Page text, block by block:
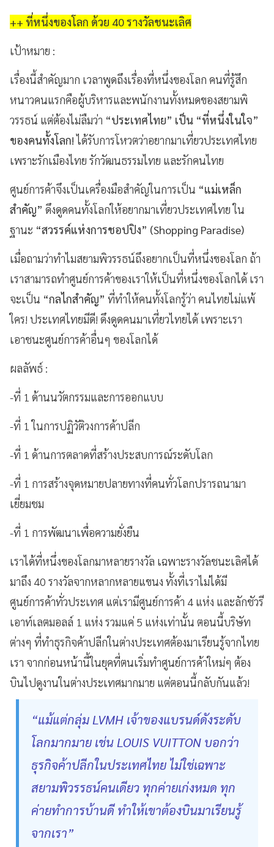
++ ที่หนึ่งของโลก ด้วย 40 รางวัลชนะเลิศ
เป้าหมาย :
เรื่องนี้สำคัญมาก เวลาพูดถึงเรื่องที่หนึ่งของโลก คนที่รู้สึก
หนาวคนแรกคือผู้บริหารและพนักงานทั้งหมดของสยามพิ
วรรธน์ แต่ต้องไม่ลืมว่า “ประเทศไทย” เป็น “ที่หนึ่งในใจ”
ของคนทั้งโลก!ได้รับการโหวตว่าอยากมาเที่ยวประเทศไทย
เพราะรักเมืองไทย รักวัฒนธรรมไทย และรักคนไทย
ศูนย์การค้าจึงเป็นเครื่องมือสำคัญในการเป็น “แม่เหล็ก
สำคัญ” ดึงดูดคนทั้งโลกให้อยากมาเที่ยวประเทศไทย ใน
ฐานะ “สวรรค์แห่งการชอปปิง” (Shopping Paradise)
เมื่อถามว่าทำไมสยามพิวรรธน์ถึงอยากเป็นที่หนึ่งของโลก ถ้า
เราสามารถทำศูนย์การค้าของเราให้เป็นที่หนึ่งของโลกได้ เรา
จะเป็น “กลไกสำคัญ” ที่ทำให้คนทั้งโลกรู้ว่า คนไทยไม่แพ้
ใคร! ประเทศไทยมีดี! ดึงดูดคนมาเที่ยวไทยได้ เพราะเรา
เอาชนะศูนย์การค้าอื่นๆ ของโลกได้
ผลลัพธ์ :
-ที่ 1 ด้านนวัตกรรมและการออกแบบ
-ที่ 1 ในการปฏิวัติวงการค้าปลีก
-ที่ 1 ด้านการตลาดที่สร้างประสบการณ์ระดับโลก
-ที่ 1 การสร้างจุดหมายปลายทางที่คนทั่วโลกปรารถนามา
เยี่ยมชม
-ที่ 1 การพัฒนาเพื่อความยั่งยืน
เราได้ที่หนึ่งของโลกมาหลายรางวัล เฉพาะรางวัลชนะเลิศได้
มาถึง 40 รางวัลจากหลากหลายแขนง ทั้งที่เราไม่ได้มี
ศูนย์การค้าทั่วประเทศ แต่เรามีศูนย์การค้า 4 แห่ง และลักชัวรี
เอาท์เลตมอลล์ 1 แห่ง รวมแค่ 5 แห่งเท่านั้น ตอนนี้บริษัท
ต่างๆ ที่ทำธุรกิจค้าปลีกในต่างประเทศต้องมาเรียนรู้จากไทย
เรา จากก่อนหน้านี้ในยุคที่ตนเริ่มทำศูนย์การค้าใหม่ๆ ต้อง
บินไปดูงานในต่างประเทศมากมาย แต่ตอนนี้กลับกันแล้ว!
“แม้แต่กลุ่ม LVMH เจ้าของแบรนด์ดังระดับ
โลกมากมาย เช่น LOUIS VUITTON บอกว่า
ธุรกิจค้าปลีกในประเทศไทย ไม่ใช่เฉพาะ
สยามพิวรรธน์คนเดียว ทุกค่ายเก่งหมด ทุก
ค่ายทำการบ้านดี ทำให้เขาต้องบินมาเรียนรู้
จากเรา”